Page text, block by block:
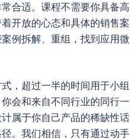
合适。课程不需要你具备高
开放的心态和具体的销售案
例拆解、重组，找到应用微
，超过一半的时间用于小组
会和来自不同行业的同行一
属于你自己产品的稀缺性话
。我们相信，只有通过动手